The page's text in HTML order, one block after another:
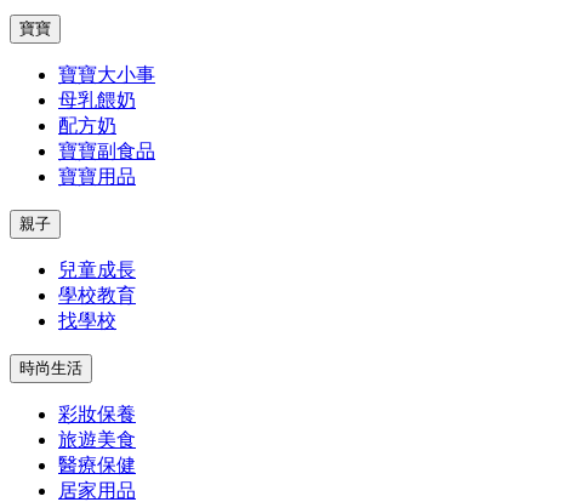
寶寶
寶寶大小事
母乳餵奶
配方奶
寶寶副食品
寶寶用品
親子
兒童成長
學校教育
找學校
時尚生活
彩妝保養
旅遊美食
醫療保健
居家用品